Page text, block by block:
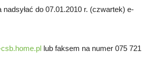
nadsyłać do 07.01.2010 r. (czwartek) e-
lub faksem na numer 075 721